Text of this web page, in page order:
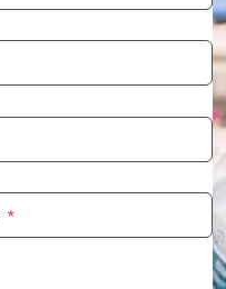
*